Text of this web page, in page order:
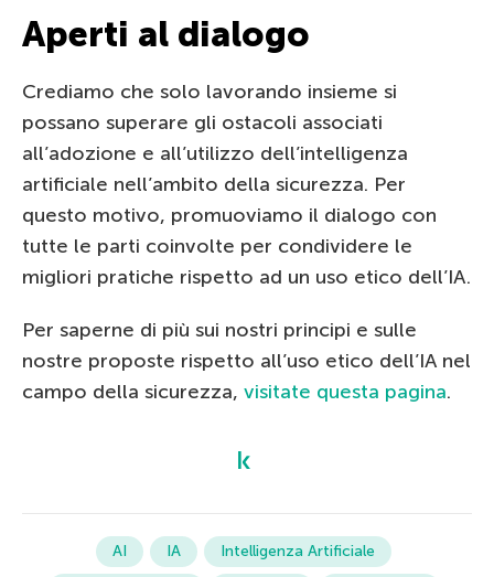
Aperti al dialogo
Crediamo che solo lavorando insieme si
possano superare gli ostacoli associati
all’adozione e all’utilizzo dell’intelligenza
artificiale nell’ambito della sicurezza. Per
questo motivo, promuoviamo il dialogo con
tutte le parti coinvolte per condividere le
migliori pratiche rispetto ad un uso etico dell’IA.
Per saperne di più sui nostri principi e sulle
nostre proposte rispetto all’uso etico dell’IA nel
campo della sicurezza, visitate questa pagina.
AI IA
Intelligenza Artificiale